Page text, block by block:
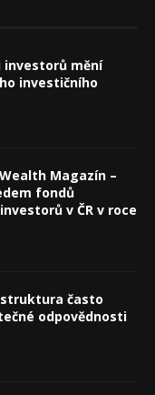
investorů mění
investičního
Magazín –
fondů
v ČR v roce
často
odpovědnosti